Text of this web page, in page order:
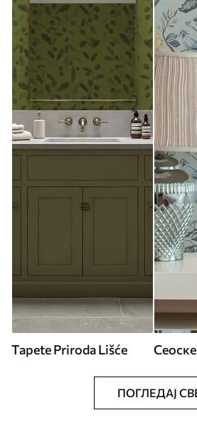
Tapete Priroda Lišće
ПОГЛЕДАЈ